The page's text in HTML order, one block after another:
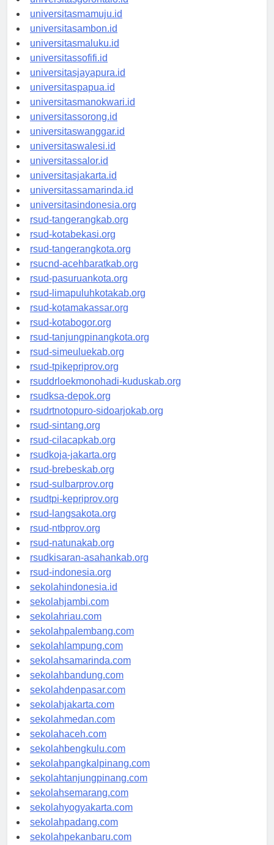
universitasgorontalo.id
universitasmamuju.id
universitasambon.id
universitasmaluku.id
universitassofifi.id
universitasjayapura.id
universitaspapua.id
universitasmanokwari.id
universitassorong.id
universitaswanggar.id
universitaswalesi.id
universitassalor.id
universitasjakarta.id
universitassamarinda.id
universitasindonesia.org
rsud-tangerangkab.org
rsud-kotabekasi.org
rsud-tangerangkota.org
rsucnd-acehbaratkab.org
rsud-pasuruankota.org
rsud-limapuluhkotakab.org
rsud-kotamakassar.org
rsud-kotabogor.org
rsud-tanjungpinangkota.org
rsud-simeuluekab.org
rsud-tpikepriprov.org
rsuddrloekmonohadi-kuduskab.org
rsudksa-depok.org
rsudrtnotopuro-sidoarjokab.org
rsud-sintang.org
rsud-cilacapkab.org
rsudkoja-jakarta.org
rsud-brebeskab.org
rsud-sulbarprov.org
rsudtpi-kepriprov.org
rsud-langsakota.org
rsud-ntbprov.org
rsud-natunakab.org
rsudkisaran-asahankab.org
rsud-indonesia.org
sekolahindonesia.id
sekolahjambi.com
sekolahriau.com
sekolahpalembang.com
sekolahlampung.com
sekolahsamarinda.com
sekolahbandung.com
sekolahdenpasar.com
sekolahjakarta.com
sekolahmedan.com
sekolahaceh.com
sekolahbengkulu.com
sekolahpangkalpinang.com
sekolahtanjungpinang.com
sekolahsemarang.com
sekolahyogyakarta.com
sekolahpadang.com